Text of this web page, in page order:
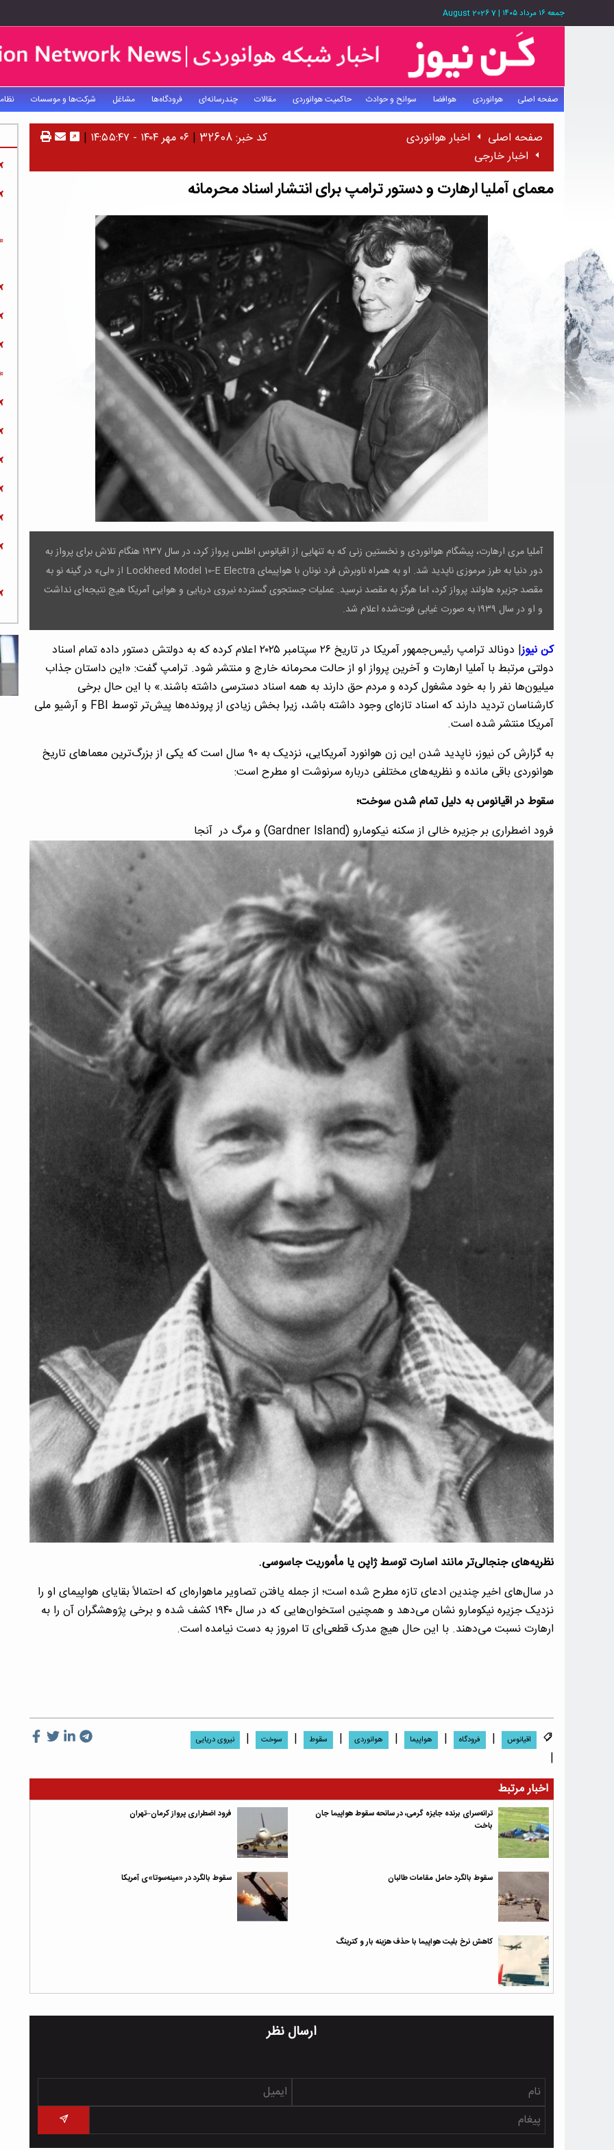
جمعه ۱۶ مرداد ۱۴۰۵ |
7 August 2026
صفحه اصلی هوانوردی هوافضا سوانح و حوادث حاکمیت هوانوردی مقالات چندرسانه‌ای فرودگاه‌ها مشاغل شرکت‌ها و موسسات
صفحه اصلی
اخبار هوانوردی
اخبار خارجی
کد خبر: 32608 | ۰۶ مهر ۱۴۰۴ - ۱۴:۵۵:۴۷ |
معمای آملیا ارهارت و دستور ترامپ برای انتشار اسناد محرمانه
آملیا مری ارهارت، پیشگام هوانوردی و نخستین زنی که به تنهایی از اقیانوس اطلس پرواز کرد، در سال ۱۹۳۷ هنگام تلاش برای پرواز به
دور دنیا به طرز مرموزی ناپدید شد. او به همراه ناوبرش فرد نونان با هواپیمای Lockheed Model 10-E Electra از «لِی» در گینه نو به
مقصد جزیره هاولند پرواز کرد، اما هرگز به مقصد نرسید. عملیات جستجوی گسترده نیروی دریایی و هوایی آمریکا هیچ نتیجه‌ای نداشت
و او در سال ۱۹۳۹ به صورت غیابی فوت‌شده اعلام شد.
کن نیوز
| دونالد ترامپ رئیس‌جمهور آمریکا در تاریخ ۲۶ سپتامبر ۲۰۲۵ اعلام کرده که به دولتش دستور داده تمام اسناد
دولتی مرتبط با آملیا ارهارت و آخرین پرواز او از حالت محرمانه خارج و منتشر شود. ترامپ گفت: «این داستان جذاب
میلیون‌ها نفر را به خود مشغول کرده و مردم حق دارند به همه اسناد دسترسی داشته باشند.» با این حال برخی
کارشناسان تردید دارند که اسناد تازه‌ای وجود داشته باشد، زیرا بخش زیادی از پرونده‌ها پیش‌تر توسط FBI و آرشیو ملی
آمریکا منتشر شده است.
به گزارش کن نیوز، ناپدید شدن این زن هوانورد آمریکایی، نزدیک به ۹۰ سال است که یکی از بزرگ‌ترین معماهای تاریخ
هوانوردی باقی مانده و نظریه‌های مختلفی درباره سرنوشت او مطرح است:
سقوط در اقیانوس به دلیل تمام شدن سوخت؛
فرود اضطراری بر جزیره خالی از سکنه نیکومارو (Gardner Island) و مرگ در آنجا
نظریه‌های جنجالی‌تر مانند اسارت توسط ژاپن یا مأموریت جاسوسی.
در سال‌های اخیر چندین ادعای تازه مطرح شده است؛ از جمله یافتن تصاویر ماهواره‌ای که احتمالاً بقایای هواپیمای او را
نزدیک جزیره نیکومارو نشان می‌دهد و همچنین استخوان‌هایی که در سال ۱۹۴۰ کشف شده و برخی پژوهشگران آن را به
ارهارت نسبت می‌دهند. با این حال هیچ مدرک قطعی‌ای تا امروز به دست نیامده است.
اقیانوس | فرودگاه | هواپیما | هوانوردی | سقوط | سوخت | نیروی دریایی
|
اخبار مرتبط
ترانه‌سرای برنده جایزه گرمی، در سانحه سقوط هواپیما جان
باخت
فرود اضطراری پرواز کرمان–تهران
سقوط بالگرد حامل مقامات طالبان سقوط بالگرد در «مینه‌سوتا»ی آمریکا
کاهش نرخ بلیت هواپیما با حذف هزینه بار و کترینگ
ارسال نظر